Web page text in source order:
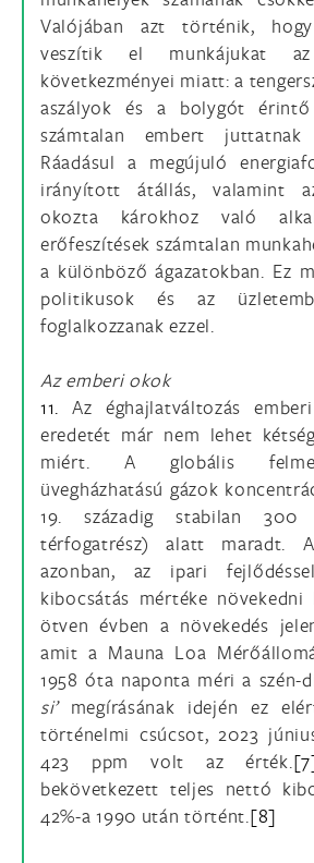
Valójában azt történik,
veszítik el munkájukat az
következményei miatt: a
aszályok és a bolygót érintő
számtalan embert
Ráadásul a megújuló
irányított átállás, valamint
okozta károkhoz való
erőfeszítések számtalan
a különböző ágazatokban. Ez
politikusok és az
foglalkozzanak ezzel.
Az emberi okok
11. Az éghajlatváltozás
eredetét már nem lehet
miért. A globális
üvegházhatású gázok
19. századig stabilan 300
térfogatrész) alatt maradt.
azonban, az ipari
kibocsátás mértéke
ötven évben a növekedés
amit a Mauna Loa
1958 óta naponta méri a szén-
si’ megírásának idején ez
történelmi csúcsot, 2023
423 ppm volt az érték.
bekövetkezett teljes nettó
42%-a 1990 után történt.[8]